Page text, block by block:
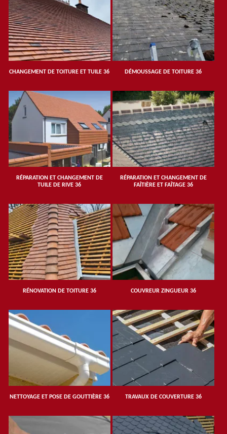
CHANGEMENT DE TOITURE ET TUILE 36 DÉMOUSSAGE DE TOITURE 36
RÉPARATION ET CHANGEMENT DE
TUILE DE RIVE 36
RÉPARATION ET CHANGEMENT DE
FAÎTIÈRE ET FAÎTAGE 36
RÉNOVATION DE TOITURE 36 COUVREUR ZINGUEUR 36
NETTOYAGE ET POSE DE GOUTTIÈRE 36 TRAVAUX DE COUVERTURE 36